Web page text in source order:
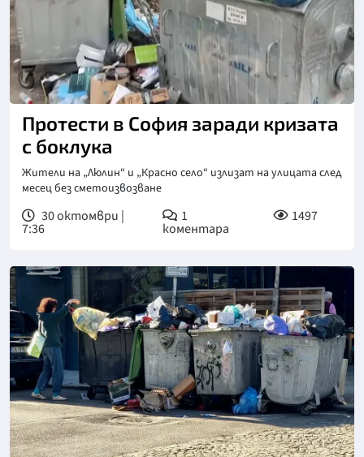
Снимка: бТВ
Протести в София заради кризата
с боклука
Жители на „Люлин“ и „Красно село“ излизат на улицата след
месец без сметоизвозване
30 октомври |
7:36
1
коментара
1497